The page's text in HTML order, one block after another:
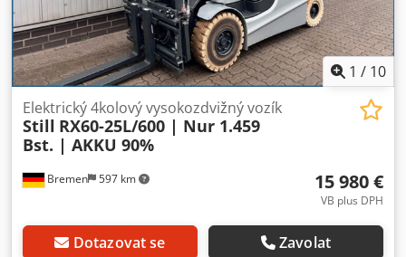
1 / 10
Bremen 597 km
Elektrický 4kolový vysokozdvižný vozík
Still RX60-25L/600 | Nur 1.459
Bst. | AKKU 90%
15 980 €
VB plus DPH
Dotazovat se Zavolat